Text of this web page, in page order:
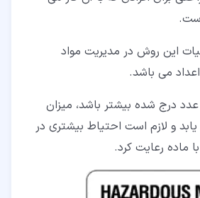
این روش در مدیریت مواد
می ‌باشد.
درج شده بیشتر باشد، میزان
و لازم است احتیاط بیشتری در
ماده رعایت کرد.